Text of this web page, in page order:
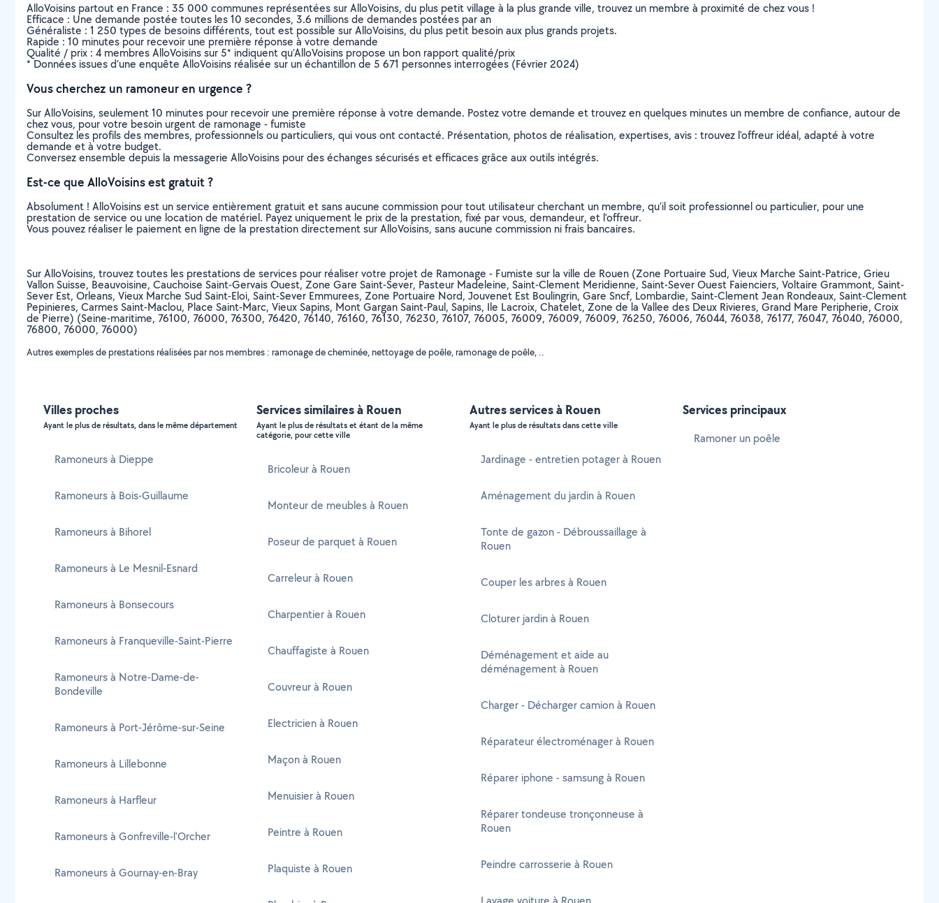
AlloVoisins partout en France : 35 000 communes représentées sur AlloVoisins, du plus petit village à la plus grande ville, trouvez un membre à proximité de chez vous !
Efficace : Une demande postée toutes les 10 secondes, 3.6 millions de demandes postées par an
Généraliste : 1 250 types de besoins différents, tout est possible sur AlloVoisins, du plus petit besoin aux plus grands projets.
Rapide : 10 minutes pour recevoir une première réponse à votre demande
Qualité / prix : 4 membres AlloVoisins sur 5* indiquent qu’AlloVoisins propose un bon rapport qualité/prix
* Données issues d’une enquête AlloVoisins réalisée sur un échantillon de 5 671 personnes interrogées (Février 2024)
Vous cherchez un ramoneur en urgence ?
Sur AlloVoisins, seulement 10 minutes pour recevoir une première réponse à votre demande. Postez votre demande et trouvez en quelques minutes un membre de confiance, autour de
chez vous, pour votre besoin urgent de ramonage - fumiste
Consultez les profils des membres, professionnels ou particuliers, qui vous ont contacté. Présentation, photos de réalisation, expertises, avis : trouvez l'offreur idéal, adapté à votre
demande et à votre budget.
Conversez ensemble depuis la messagerie AlloVoisins pour des échanges sécurisés et efficaces grâce aux outils intégrés.
Est-ce que AlloVoisins est gratuit ?
Absolument ! AlloVoisins est un service entièrement gratuit et sans aucune commission pour tout utilisateur cherchant un membre, qu’il soit professionnel ou particulier, pour une
prestation de service ou une location de matériel. Payez uniquement le prix de la prestation, fixé par vous, demandeur, et l’offreur.
Vous pouvez réaliser le paiement en ligne de la prestation directement sur AlloVoisins, sans aucune commission ni frais bancaires.
Sur AlloVoisins, trouvez toutes les prestations de services pour réaliser votre projet de Ramonage - Fumiste sur la ville de Rouen (Zone Portuaire Sud, Vieux Marche Saint-Patrice, Grieu
Vallon Suisse, Beauvoisine, Cauchoise Saint-Gervais Ouest, Zone Gare Saint-Sever, Pasteur Madeleine, Saint-Clement Meridienne, Saint-Sever Ouest Faienciers, Voltaire Grammont, Saint-
Sever Est, Orleans, Vieux Marche Sud Saint-Eloi, Saint-Sever Emmurees, Zone Portuaire Nord, Jouvenet Est Boulingrin, Gare Sncf, Lombardie, Saint-Clement Jean Rondeaux, Saint-Clement
Pepinieres, Carmes Saint-Maclou, Place Saint-Marc, Vieux Sapins, Mont Gargan Saint-Paul, Sapins, Ile Lacroix, Chatelet, Zone de la Vallee des Deux Rivieres, Grand Mare Peripherie, Croix
de Pierre) (Seine-maritime, 76100, 76000, 76300, 76420, 76140, 76160, 76130, 76230, 76107, 76005, 76009, 76009, 76009, 76250, 76006, 76044, 76038, 76177, 76047, 76040, 76000,
76800, 76000, 76000)
Autres exemples de prestations réalisées par nos membres : ramonage de cheminée, nettoyage de poêle, ramonage de poêle, ..
Villes proches
Ayant le plus de résultats, dans le même département
Ramoneurs à Dieppe
Ramoneurs à Bois-Guillaume
Ramoneurs à Bihorel
Ramoneurs à Le Mesnil-Esnard
Ramoneurs à Bonsecours
Ramoneurs à Franqueville-Saint-Pierre
Ramoneurs à Notre-Dame-de-
Bondeville
Ramoneurs à Port-Jérôme-sur-Seine
Ramoneurs à Lillebonne
Ramoneurs à Harfleur
Ramoneurs à Gonfreville-l'Orcher
Ramoneurs à Gournay-en-Bray
Services similaires à Rouen
Ayant le plus de résultats et étant de la même
catégorie, pour cette ville
Bricoleur à Rouen
Monteur de meubles à Rouen
Poseur de parquet à Rouen
Carreleur à Rouen
Charpentier à Rouen
Chauffagiste à Rouen
Couvreur à Rouen
Electricien à Rouen
Maçon à Rouen
Menuisier à Rouen
Peintre à Rouen
Plaquiste à Rouen
Autres services à Rouen
Ayant le plus de résultats dans cette ville
Jardinage - entretien potager à Rouen
Aménagement du jardin à Rouen
Tonte de gazon - Débroussaillage à
Rouen
Couper les arbres à Rouen
Cloturer jardin à Rouen
Déménagement et aide au
déménagement à Rouen
Charger - Décharger camion à Rouen
Réparateur électroménager à Rouen
Réparer iphone - samsung à Rouen
Réparer tondeuse tronçonneuse à
Rouen
Peindre carrosserie à Rouen
Services principaux
Ramoner un poêle